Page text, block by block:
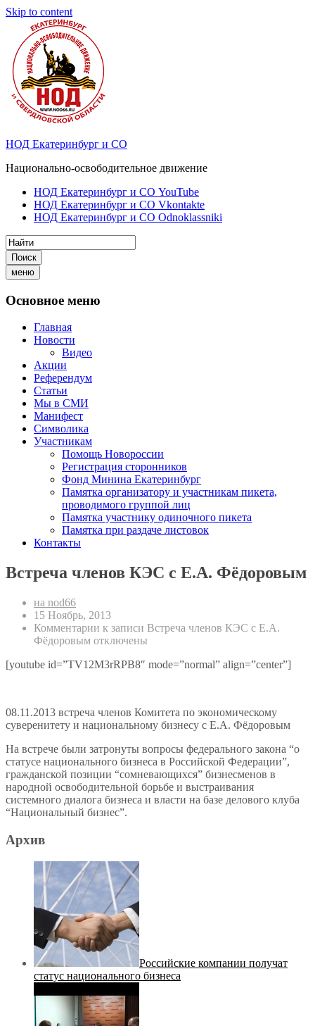
Skip to content
НОД Екатеринбург и СО
Национально-освободительное движение
НОД Екатеринбург и СО YouTube
НОД Екатеринбург и СО Vkontakte
НОД Екатеринбург и СО Odnoklassniki
Поиск
меню
Основное меню
Главная
Новости
Видео
Акции
Референдум
Статьи
Мы в СМИ
Манифест
Символика
Участникам
Помощь Новороссии
Регистрация сторонников
Фонд Минина Екатеринбург
Памятка организатору и участникам пикета,
проводимого группой лиц
Памятка участнику одиночного пикета
Памятка при раздаче листовок
Контакты
Встреча членов КЭС с Е.А. Фёдоровым
на nod66
15 Ноябрь, 2013
Комментарии к записи Встреча членов КЭС с Е.А.
Фёдоровым отключены
[youtube id=”TV12M3rRPB8″ mode=”normal” align=”center”]
08.11.2013 встреча членов Комитета по экономическому
суверенитету и национальному бизнесу с Е.А. Фёдоровым
На встрече были затронуты вопросы федерального закона “о
статусе национального бизнеса в Российской Федерации”,
гражданской позиции “сомневающихся” бизнесменов в
народной освободительной борьбе и выстраивания
системного диалога бизнеса и власти на базе делового клуба
“Национальный бизнес”.
Архив
Российские компании получат
статус национального бизнеса